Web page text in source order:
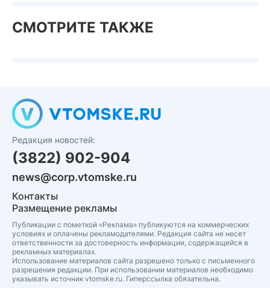
СМОТРИТЕ ТАКЖЕ
Редакция новостей:
(3822) 902-904
news@corp.vtomske.ru
Контакты
Размещение рекламы
Публикации с пометкой «Реклама» публикуются на коммерческих
условиях и оплачены рекламодателями. Редакция сайта не несет
ответственности за достоверность информации, содержащейся в
рекламных материалах.
Использование материалов сайта разрешено только с письменного
разрешения редакции. При использовании материалов необходимо
указывать источник vtomske.ru. Гиперссылка обязательна.